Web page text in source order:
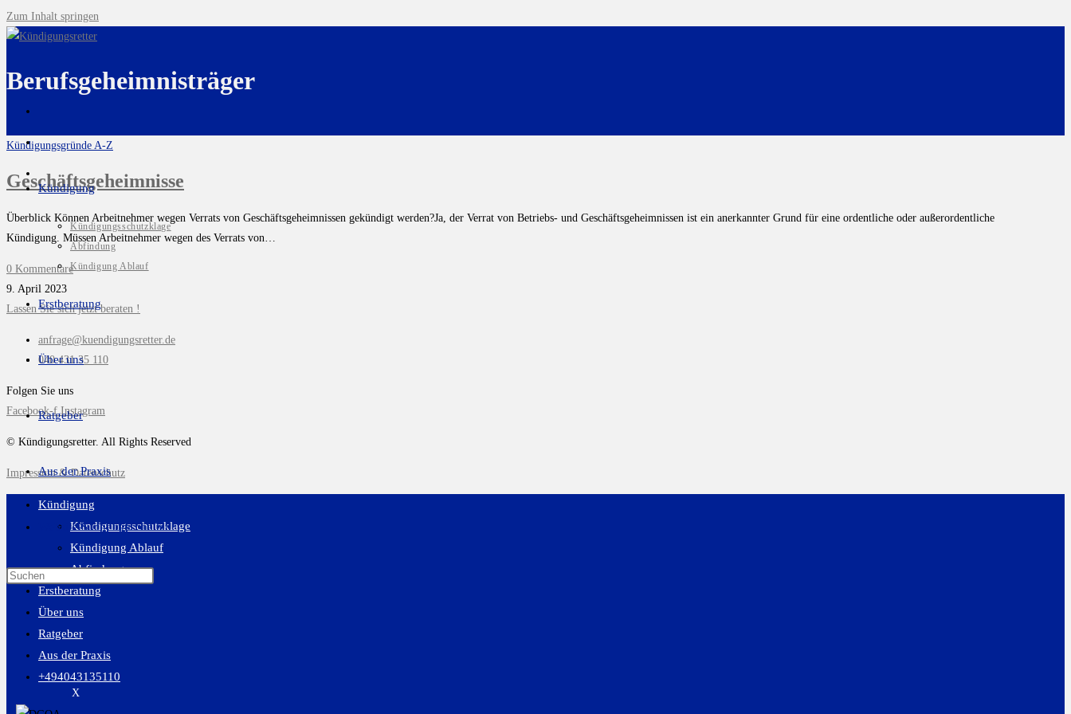
X
Zum Inhalt springen
Kündigung
Kündigungsschutzklage
Abfindung
Kündigung Ablauf
Erstberatung
Über uns
Ratgeber
Aus der Praxis
Website-Suche umschalten
Berufsgeheimnisträger
Kündigungsgründe A-Z
Geschäftsgeheimnisse
Überblick Können Arbeitnehmer wegen Verrats von Geschäftsgeheimnissen gekündigt werden?Ja, der Verrat von Betriebs- und Geschäftsgeheimnissen ist ein anerkannter Grund für eine ordentliche oder außerordentliche
Kündigung. Müssen Arbeitnehmer wegen des Verrats von…
0 Kommentare
9. April 2023
Lassen Sie sich jetzt beraten !
anfrage@kuendigungsretter.de
040 431 35 110
Folgen Sie uns
Facebook-f Instagram
© Kündigungsretter. All Rights Reserved
Impressum & Datenschutz
Kündigung
Kündigungsschutzklage
Kündigung Ablauf
Abfindung
Erstberatung
Über uns
Ratgeber
Aus der Praxis
+494043135110